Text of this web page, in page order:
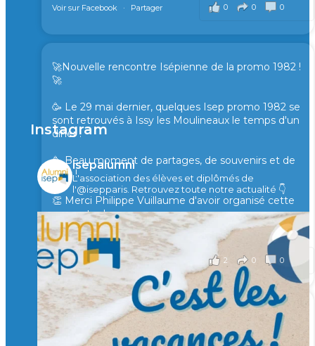
0 0 0
Voir sur Facebook · Partager
🚀Nouvelle rencontre Isépienne de la promo 1982 !
🚀
🥳 Le 29 mai dernier, quelques Isep promo 1982 se
sont retrouvés à Issy les Moulineaux le temps d'un
diner !
🥳 Beau moment de partages, de souvenirs et de
rires !
👏 Merci Philippe Vuillaume d'avoir organisé cette
rencontre !
il y a 2 mois
2 0 0
Voir sur Facebook · Partager
🙏 Soutenez l’Isep via la taxe d’apprentissage 2026
et contribuons ensemble à former les générations
d’ingénieurs de demain. 🙏
Instagram
isepalumni
L'association des élèves et diplômés de
l'@isepparis. Retrouvez toute notre actualité 👇